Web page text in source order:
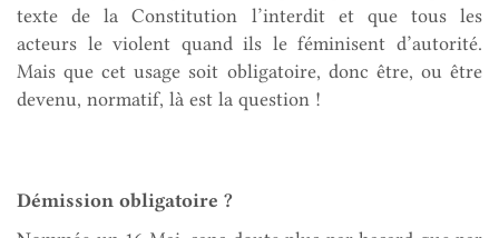
texte de la Constitution l’interdit et que tous les
acteurs le violent quand ils le féminisent d’autorité.
Mais que cet usage soit obligatoire, donc être, ou être
devenu, normatif, là est la question !
Démission obligatoire ?